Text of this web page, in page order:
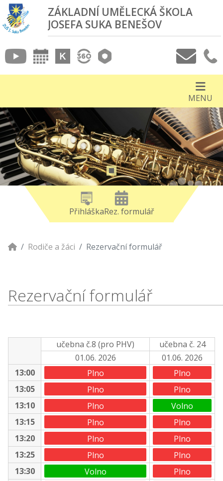
ZÁKLADNÍ UMĚLECKÁ ŠKOLA
JOSEFA SUKA BENEŠOV
MENU
PřihláškaRez. formulář
Rodiče a žáci Rezervační formulář
Rezervační formulář
učebna č.8 (pro PHV)
učebna č. 24
01.06. 2026
01.06. 2026
13:00
Plno
Plno
13:05
Plno
Plno
13:10
Plno
Volno
13:15
Plno
Plno
13:20
Plno
Plno
13:25
Plno
Plno
13:30
Volno
Plno